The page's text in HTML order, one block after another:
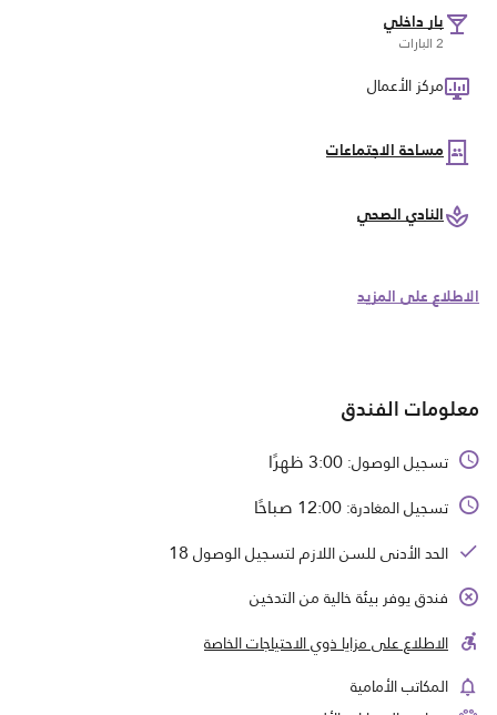
بار داخلي
2 البارات
مركز الأعمال
مساحة الاجتماعات
النادي الصحي
الاطلاع على المزيد
معلومات الفندق
تسجيل الوصول:3:00 ظهرًا
تسجيل المغادرة:12:00 صباحًا
الحد الأدنى للسن اللازم لتسجيل الوصول18
فندق يوفر بيئة خالية من التدخين
الاطلاع على مزايا ذوي الاحتياجات الخاصة
المكاتب الأمامية